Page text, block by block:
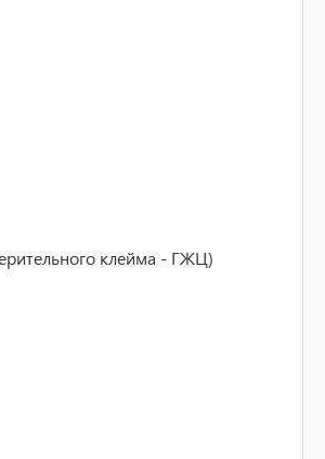
клейма - ГЖЦ)